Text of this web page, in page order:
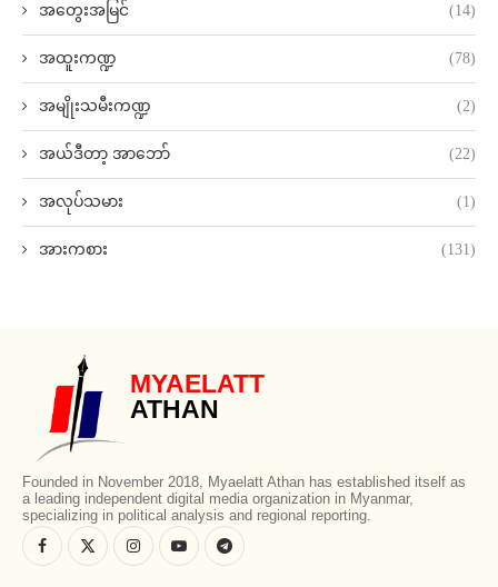
အတွေးအမြင် (14)
အထူးကဏ္ဍ (78)
အမျိုးသမီးကဏ္ဍ (2)
အယ်ဒီတာ့ အာဘော် (22)
အလုပ်သမား (1)
အားကစား (131)
MYAELATT
ATHAN
Founded in November 2018, Myaelatt Athan has established itself as
a leading independent digital media organization in Myanmar,
specializing in political analysis and regional reporting.